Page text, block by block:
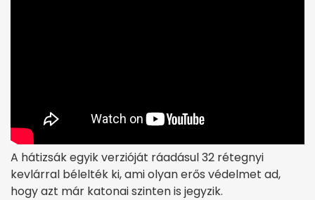
A hátizsák egyik verzióját ráadásul 32 rétegnyi
kevlárral bélelték ki, ami olyan erős védelmet ad,
hogy azt már katonai szinten is jegyzik.